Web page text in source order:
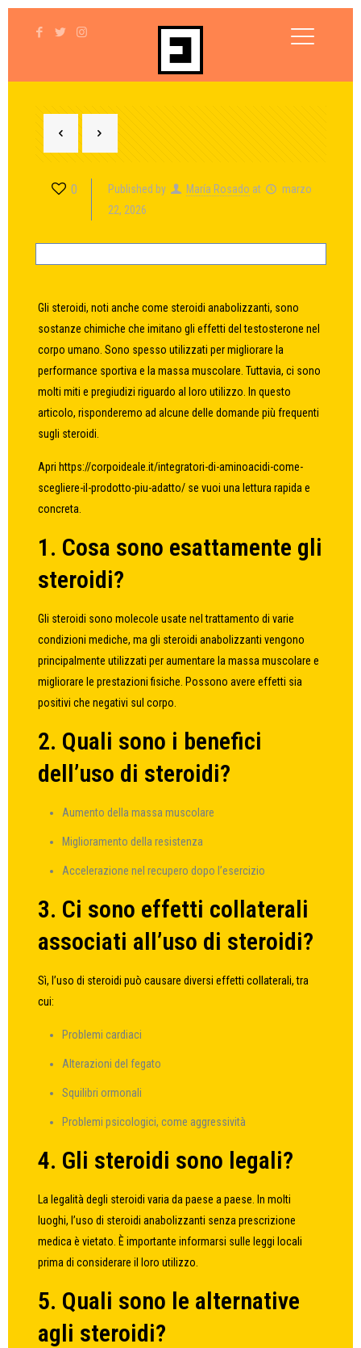
0 Published by María Rosado at
marzo
22, 2026
Gli steroidi, noti anche come steroidi anabolizzanti, sono
sostanze chimiche che imitano gli effetti del testosterone nel
corpo umano. Sono spesso utilizzati per migliorare la
performance sportiva e la massa muscolare. Tuttavia, ci sono
molti miti e pregiudizi riguardo al loro utilizzo. In questo
articolo, risponderemo ad alcune delle domande più frequenti
sugli steroidi.
Apri https://corpoideale.it/integratori-di-aminoacidi-come-
scegliere-il-prodotto-piu-adatto/ se vuoi una lettura rapida e
concreta.
1. Cosa sono esattamente gli
steroidi?
Gli steroidi sono molecole usate nel trattamento di varie
condizioni mediche, ma gli steroidi anabolizzanti vengono
principalmente utilizzati per aumentare la massa muscolare e
migliorare le prestazioni fisiche. Possono avere effetti sia
positivi che negativi sul corpo.
2. Quali sono i benefici
dell’uso di steroidi?
Aumento della massa muscolare
Miglioramento della resistenza
Accelerazione nel recupero dopo l’esercizio
3. Ci sono effetti collaterali
associati all’uso di steroidi?
Sì, l’uso di steroidi può causare diversi effetti collaterali, tra
cui:
Problemi cardiaci
Alterazioni del fegato
Squilibri ormonali
Problemi psicologici, come aggressività
4. Gli steroidi sono legali?
La legalità degli steroidi varia da paese a paese. In molti
luoghi, l’uso di steroidi anabolizzanti senza prescrizione
medica è vietato. È importante informarsi sulle leggi locali
prima di considerare il loro utilizzo.
5. Quali sono le alternative
agli steroidi?